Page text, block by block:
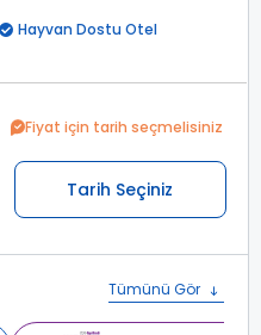
Hayvan Dostu Otel
Fiyat için tarih seçmelisiniz
Tarih Seçiniz
Tümünü Gör